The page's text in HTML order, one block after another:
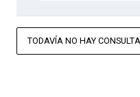
TODAVÍA NO HAY